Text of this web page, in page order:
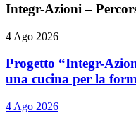
Integr-Azioni –
4 Ago 2026
Progetto “Integr-
una cucina per la
4 Ago 2026